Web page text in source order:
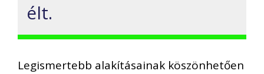
élt.
Legismertebb alakításainak köszönhetően